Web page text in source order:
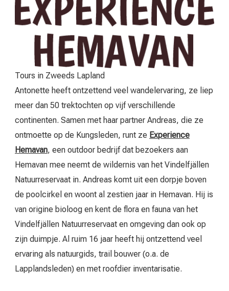
Tours in Zweeds Lapland
Antonette heeft ontzettend veel wandelervaring, ze liep
meer dan 50 trektochten op vijf verschillende
continenten. Samen met haar partner Andreas, die ze
ontmoette op de Kungsleden, runt ze Experience
Hemavan, een outdoor bedrijf dat bezoekers aan
Hemavan mee neemt de wildernis van het Vindelfjällen
Natuurreservaat in. Andreas komt uit een dorpje boven
de poolcirkel en woont al zestien jaar in Hemavan. Hij is
van origine bioloog en kent de flora en fauna van het
Vindelfjällen Natuurreservaat en omgeving dan ook op
zijn duimpje. Al ruim 16 jaar heeft hij ontzettend veel
ervaring als natuurgids, trail bouwer (o.a. de
Lapplandsleden) en met roofdier inventarisatie.